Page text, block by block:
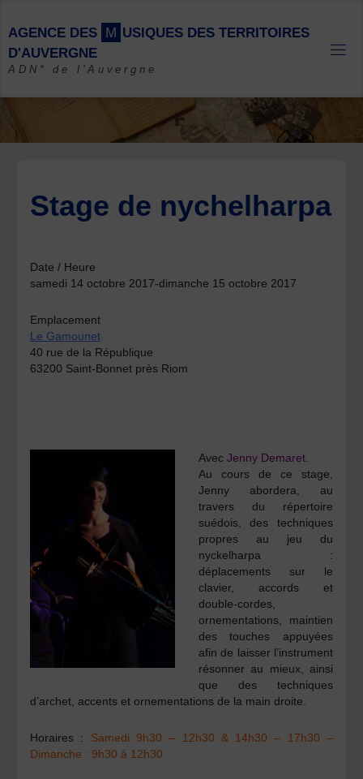
content
AGENCE DES M USIQUES DES TERRITOIRES
D'AUVERGNE
ADN* de l'Auvergne
Stage de nychelharpa
Date / Heure
samedi 14 octobre 2017-dimanche 15 octobre 2017
Emplacement
Le Gamounet
40 rue de la République
63200 Saint-Bonnet près Riom
AvecJenny Demaret.
Au cours de ce stage,
Jenny abordera, au
travers du répertoire
suédois, des techniques
propres au jeu du
nyckelharpa :
déplacements sur le
clavier, accords et
double-cordes,
ornementations, maintien
des touches appuyées
afin de laisser l’instrument
résonner au mieux, ainsi
que des techniques
d’archet, accents et ornementations de la main droite.
Horaires : Samedi 9h30 – 12h30 & 14h30 – 17h30 –
Dimanche : 9h30 à 12h30